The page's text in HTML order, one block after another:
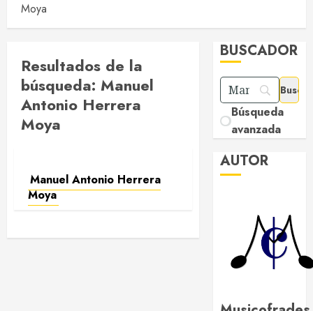
Moya
Resultados de la
búsqueda: Manuel
Antonio Herrera
Moya
Manuel Antonio Herrera
Moya
BUSCADOR
Búsqueda
avanzada
AUTOR